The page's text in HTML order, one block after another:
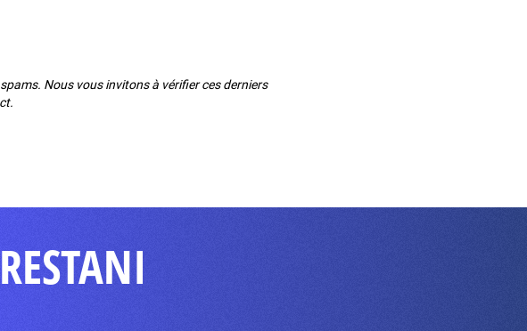
Nous vous invitons à vérifier ces derniers